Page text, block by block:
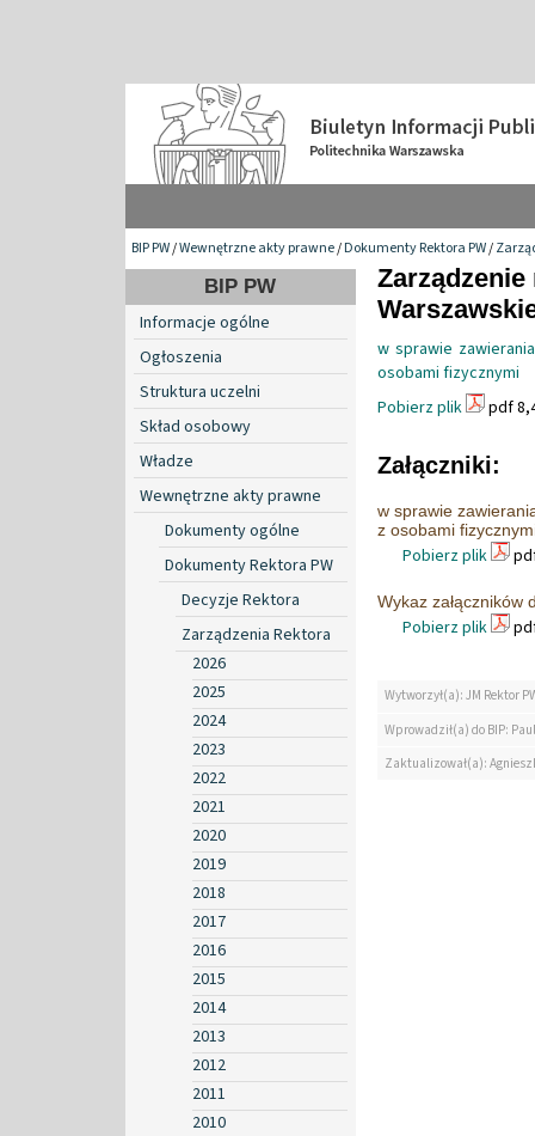
BIP PW/Wewnętrzne akty prawne/Dokumenty Rektora PW/
BIP PW
Informacje ogólne
Ogłoszenia
Struktura uczelni
Skład osobowy
Władze
Wewnętrzne akty prawne
Dokumenty ogólne
Dokumenty Rektora PW
Decyzje Rektora
Zarządzenia Rektora
2026
2025
2024
2023
2022
2021
2020
2019
2018
2017
2016
2015
2014
2013
2012
2011
2010
w sprawie
osobami fizycznymi
Pobierz plik
pdf
Załączniki:
w sprawie
z osobami
Pobierz plik
Wykaz
Pobierz plik
Wytworzył(a): JM Rektor
Wprowadził(a) do BIP:
Zaktualizował(a):